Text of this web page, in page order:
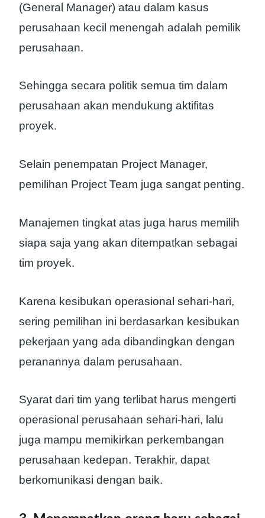
(General Manager) atau dalam kasus
perusahaan kecil menengah adalah pemilik
perusahaan.
Sehingga secara politik semua tim dalam
perusahaan akan mendukung aktifitas
proyek.
Selain penempatan Project Manager,
pemilihan Project Team juga sangat penting.
Manajemen tingkat atas juga harus memilih
siapa saja yang akan ditempatkan sebagai
tim proyek.
Karena kesibukan operasional sehari-hari,
sering pemilihan ini berdasarkan kesibukan
pekerjaan yang ada dibandingkan dengan
peranannya dalam perusahaan.
Syarat dari tim yang terlibat harus mengerti
operasional perusahaan sehari-hari, lalu
juga mampu memikirkan perkembangan
perusahaan kedepan. Terakhir, dapat
berkomunikasi dengan baik.